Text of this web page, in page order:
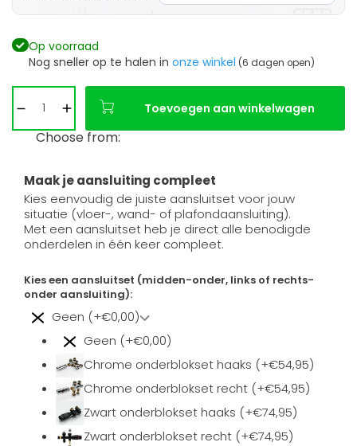
Op voorraad
Nog sneller op te halen in onze winkel (6 dagen open)
Toevoegen aan winkelwagen
Choose from:
Maak je aansluiting compleet
Kies eenvoudig de juiste aansluitset voor jouw
situatie (vloer-, wand- of plafondaansluiting).
Met een aansluitset heb je direct alle benodigde
onderdelen in één keer compleet.
Kies een aansluitset (midden-onder, links of rechts-
onder aansluiting):
Geen (+€0,00)
Geen (+€0,00)
Chrome onderblokset haaks (+€54,95)
Chrome onderblokset recht (+€54,95)
Zwart onderblokset haaks (+€74,95)
Zwart onderblokset recht (+€74,95)